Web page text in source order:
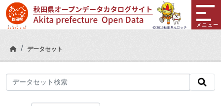
Skip to main content
メニュー
データセット